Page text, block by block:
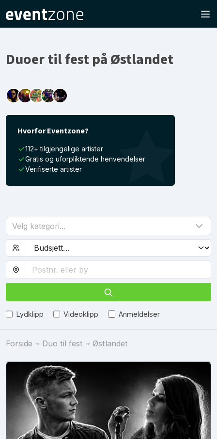
Duoer til fest på Østlandet
Hvorfor Eventzone?
112+ tilgjengelige artister
Gratis og uforpliktende henvendelser
Verifiserte artister
Velg kategori...
Lydklipp Videoklipp Anmeldelser
Forside Duo til fest Østlandet